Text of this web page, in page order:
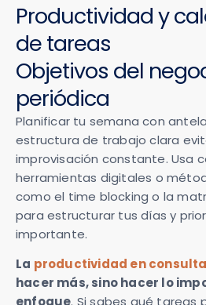
Productividad y
de tareas
Objetivos del
periódica
Planificar tu semana con
estructura de trabajo clara
improvisación constante. Usa
herramientas digitales o
como el time blocking o la
para estructurar tus días y
importante.
La productividad en
hacer más, sino hacer lo
enfoque. Si sabes qué tareas